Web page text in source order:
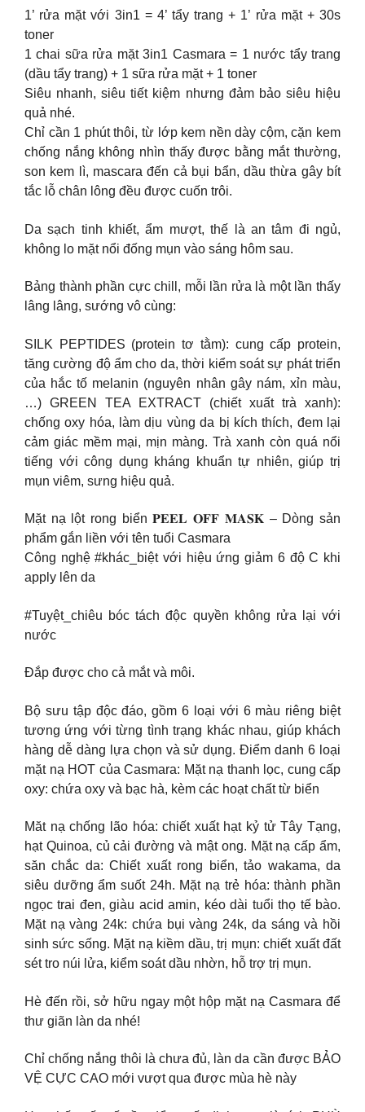
1’ rửa mặt với 3in1 = 4’ tẩy trang + 1’ rửa mặt + 30s
toner
1 chai sữa rửa mặt 3in1 Casmara = 1 nước tẩy trang
(dầu tẩy trang) + 1 sữa rửa mặt + 1 toner
Siêu nhanh, siêu tiết kiệm nhưng đảm bảo siêu hiệu
quả nhé.
Chỉ cần 1 phút thôi, từ lớp kem nền dày cộm, cặn kem
chống nắng không nhìn thấy được bằng mắt thường,
son kem lì, mascara đến cả bụi bẩn, dầu thừa gây bít
tắc lỗ chân lông đều được cuốn trôi.
Da sạch tinh khiết, ẩm mượt, thế là an tâm đi ngủ,
không lo mặt nổi đống mụn vào sáng hôm sau.
Bảng thành phần cực chill, mỗi lần rửa là một lần thấy
lâng lâng, sướng vô cùng:
SILK PEPTIDES (protein tơ tằm): cung cấp protein,
tăng cường độ ẩm cho da, thời kiểm soát sự phát triển
của hắc tố melanin (nguyên nhân gây nám, xỉn màu,
…) GREEN TEA EXTRACT (chiết xuất trà xanh):
chống oxy hóa, làm dịu vùng da bị kích thích, đem lại
cảm giác mềm mại, mịn màng. Trà xanh còn quá nổi
tiếng với công dụng kháng khuẩn tự nhiên, giúp trị
mụn viêm, sưng hiệu quả.
Mặt nạ lột rong biển 𝐏𝐄𝐄𝐋 𝐎𝐅𝐅 𝐌𝐀𝐒𝐊 – Dòng sản
phẩm gắn liền với tên tuổi Casmara
Công nghệ #khác_biệt với hiệu ứng giảm 6 độ C khi
apply lên da
#Tuyệt_chiêu bóc tách độc quyền không rửa lại với
nước
Đắp được cho cả mắt và môi.
Bộ sưu tập độc đáo, gồm 6 loại với 6 màu riêng biệt
tương ứng với từng tình trạng khác nhau, giúp khách
hàng dễ dàng lựa chọn và sử dụng. Điểm danh 6 loại
mặt nạ HOT của Casmara: Mặt nạ thanh lọc, cung cấp
oxy: chứa oxy và bạc hà, kèm các hoạt chất từ biển
Măt nạ chống lão hóa: chiết xuất hạt kỷ tử Tây Tạng,
hạt Quinoa, củ cải đường và mật ong. Mặt nạ cấp ẩm,
săn chắc da: Chiết xuất rong biển, tảo wakama, da
siêu dưỡng ẩm suốt 24h. Mặt nạ trẻ hóa: thành phần
ngọc trai đen, giàu acid amin, kéo dài tuổi thọ tế bào.
Mặt nạ vàng 24k: chứa bụi vàng 24k, da sáng và hồi
sinh sức sống. Mặt nạ kiềm dầu, trị mụn: chiết xuất đất
sét tro núi lửa, kiểm soát dầu nhờn, hỗ trợ trị mụn.
Hè đến rồi, sở hữu ngay một hộp mặt nạ Casmara để
thư giãn làn da nhé!
Chỉ chống nắng thôi là chưa đủ, làn da cần được BẢO
VỆ CỰC CAO mới vượt qua được mùa hè này